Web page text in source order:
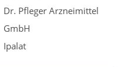
Dr. Pfleger Arzneimittel
GmbH
Ipalat